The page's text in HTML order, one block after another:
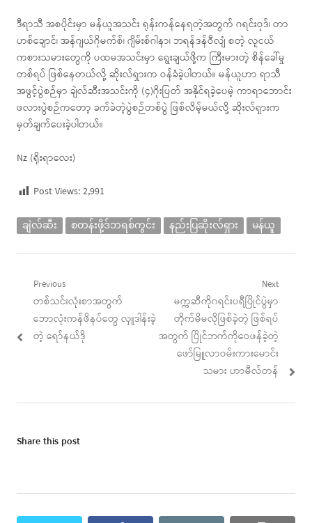
ဒီရာသီ အစပိုင်းမှာ မန်ယူအသင်း ရုန်းကန်နေရတဲ့အတွက် ဂရင်းဝုဒ်၊ တာ
ဟစ်ချောင်၊ အန်ဂျယ်ဂိုမက်စ်၊ ဂျိမ်းစ်ဂါနာ၊ ဘရန်ဒန်ဝီလျံ စတဲ့ လူငယ်
ကစားသမားတွေကို ပထမအသင်းမှာ ရွေးချယ်ဖို့က ကြီးမားတဲ့ စိန်ခေါ်မှု
တစ်ရပ် ဖြစ်နေတယ်လို့ ဆိုးလ်ရှားက ဝန်ခံခဲ့ပါတယ်။ မန်ယူဟာ ရာသီ
အဖွင့်ပွဲစဉ်မှာ ချဲလ်ဆီးအသင်းကို (၄)ဂိုးပြတ် အနိုင်ရခဲ့ပေမဲ့ ကာရာဘောင်း
ဖလားပွဲစဉ်ကတော့ ခက်ခဲတဲ့ပွဲစဉ်တစ်ပွဲ ဖြစ်လိမ့်မယ်လို့ ဆိုးလ်ရှားက
မှတ်ချက်ပေးခဲ့ပါတယ်။
Nz (ရိုးရာလေး)
Post Views:2,991
ချဲလ်ဆီး စတန်းဖို့ဒ်ဘရစ်ကွင်း နည်းပြဆိုးလ်ရှား မန်ယူ
Post
navigation
Previous
Previous
post:
တစ်သင်းလုံးစာအတွက်
ဘောလုံးကန်ဖိနပ်တွေ လှူဒါန်းခဲ့
တဲ့ ရော်နယ်ဒို
Next
Next
post:
မက္ကဆီကိုဂရင်းပရီပြိုင်ပွဲမှာ
တိုက်မိမလိုဖြစ်ခဲ့တဲ့ ဖြစ်ရပ်
အတွက် ပြိုင်ဘက်ကိုဝေဖန်ခဲ့တဲ့
ဖော်မြူလာဝမ်းကားမောင်း
သမား ဟာမီလ်တန်
Share this post